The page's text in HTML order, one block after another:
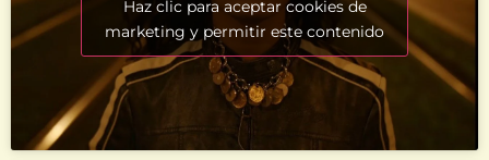
Haz clic para aceptar cookies de
marketing y permitir este contenido